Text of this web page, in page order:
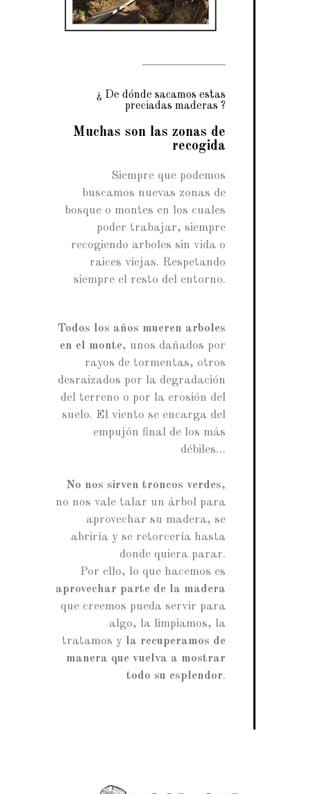
¿ De dónde sacamos estas
preciadas maderas ?
Muchas son las zonas de
recogida
Siempre que podemos
buscamos nuevas zonas de
bosque o montes en los cuales
poder trabajar, siempre
recogiendo arboles sin vida o
raices viejas. Respetando
siempre el resto del entorno.
Todos los años mueren arboles
en el monte, unos dañados por
rayos de tormentas, otros
desraizados por la degradación
del terreno o por la erosión del
suelo. El viento se encarga del
empujón final de los más
débiles…
No nos sirven troncos verdes,
no nos vale talar un árbol para
aprovechar su madera, se
abriría y se retorcería hasta
donde quiera parar.
Por ello, lo que hacemos es
aprovechar parte de la madera
que creemos pueda servir para
algo, la limpiamos, la
tratamos y la recuperamos de
manera que vuelva a mostrar
todo su esplendor.